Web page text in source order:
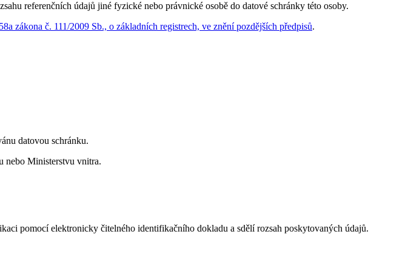
referenčních údajů jiné fyzické nebo právnické osobě do datové schránky této osoby.
zákona č. 111/2009 Sb., o základních registrech, ve znění pozdějších předpisů.
datovou schránku.
nebo Ministerstvu vnitra.
pomocí elektronicky čitelného identifikačního dokladu a sdělí rozsah poskytovaných údajů.